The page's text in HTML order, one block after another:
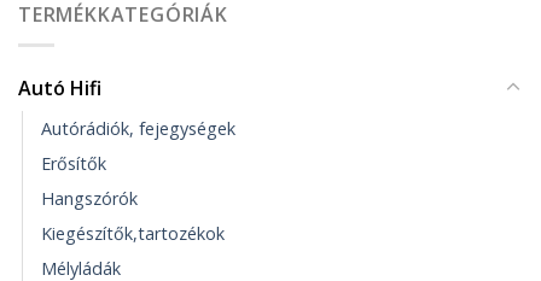
TERMÉKKATEGÓRIÁK
Autó Hifi
Autórádiók, fejegységek
Erősítők
Hangszórók
Kiegészítők,tartozékok
Mélyládák